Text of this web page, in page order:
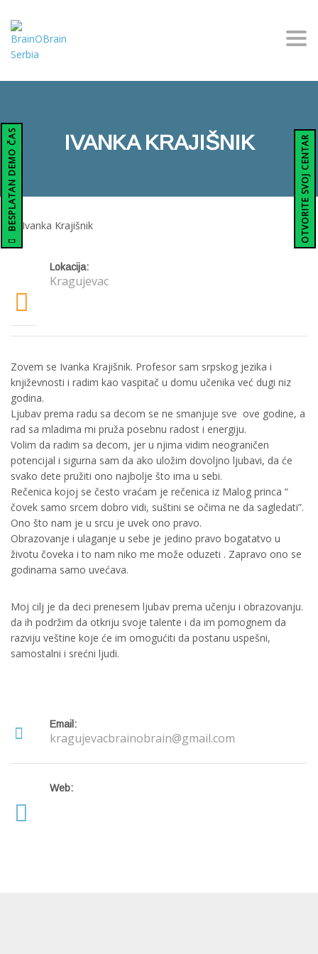
BESPLATAN DEMO ČAS OTVORITE SVOJ CENTAR
IVANKA KRAJIŠNIK
Lokacija:
Kragujevac
Zovem se Ivanka Krajišnik. Profesor sam srpskog jezika i
književnosti i radim kao vaspitač u domu učenika već dugi niz
godina.
Ljubav prema radu sa decom se ne smanjuje sve ove godine, a
rad sa mladima mi pruža posebnu radost i energiju.
Volim da radim sa decom, jer u njima vidim neograničen
potencijal i sigurna sam da ako uložim dovoljno ljubavi, da će
svako dete pružiti ono najbolje što ima u sebi.
Rečenica kojoj se često vraćam je rečenica iz Malog princa “
čovek samo srcem dobro vidi, suštini se očima ne da sagledati”.
Ono što nam je u srcu je uvek ono pravo.
Obrazovanje i ulaganje u sebe je jedino pravo bogatatvo u
životu čoveka i to nam niko me može oduzeti . Zapravo ono se
godinama samo uvećava.
Moj cilj je da deci prenesem ljubav prema učenju i obrazovanju.
da ih podržim da otkriju svoje talente i da im pomognem da
razviju veštine koje će im omogućiti da postanu uspešni,
samostalni i srećni ljudi.
Email:
kragujevacbrainobrain@gmail.com
Web: